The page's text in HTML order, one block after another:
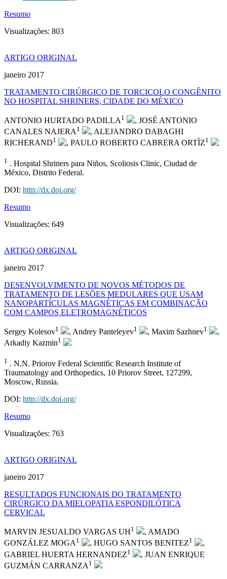
Resumo
Visualizações: 803
ARTIGO ORIGINAL
janeiro 2017
TRATAMENTO CIRÚRGICO DE TORCICOLO CONGÊNITO
NO HOSPITAL SHRINERS, CIDADE DO MÉXICO
ANTONIO HURTADO PADILLA 1
, JOSÉ ANTONIO
CANALES NAJERA 1
, ALEJANDRO DABAGHI
RICHERAND1 , PAULO ROBERTO CABRERA ORTÌZ1
1 . Hospital Shriners para Niños, Scoliosis Clinic, Ciudad de
México, Distrito Federal.
DOI: http://dx.doi.org/
Resumo
Visualizações: 649
ARTIGO ORIGINAL
janeiro 2017
DESENVOLVIMENTO DE NOVOS MÉTODOS DE
TRATAMENTO DE LESÕES MEDULARES QUE USAM
NANOPARTÍCULAS MAGNÉTICAS EM COMBINAÇÃO
COM CAMPOS ELETROMAGNÉTICOS
Sergey Kolesov1 , Andrey Panteleyev1 , Maxim Sazhnev1
,
Arkadiy Kazmin1
1 . N.N. Priorov Federal Scientific Research Institute of
Traumatology and Orthopedics, 10 Priorov Street, 127299,
Moscow, Russia.
DOI: http://dx.doi.org/
Resumo
Visualizações: 763
ARTIGO ORIGINAL
janeiro 2017
RESULTADOS FUNCIONAIS DO TRATAMENTO
CIRÚRGICO DA MIELOPATIA ESPONDILÓTICA
CERVICAL
MARVIN JESUALDO VARGAS UH1
, AMADO
GONZÁLEZ MOGA1 , HUGO SANTOS BENITEZ1
,
GABRIEL HUERTA HERNANDEZ1
, JUAN ENRIQUE
GUZMÁN CARRANZA 1